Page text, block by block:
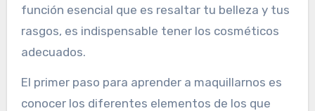
función esencial que es resaltar tu belleza y tus
rasgos, es indispensable tener los cosméticos
adecuados.
El primer paso para aprender a maquillarnos es
conocer los diferentes elementos de los que